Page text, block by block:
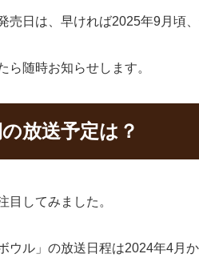
日は、早ければ2025年9月頃
随時お知らせします。
放送予定は？
目してみました。
ル」の放送日程は2024年4月か